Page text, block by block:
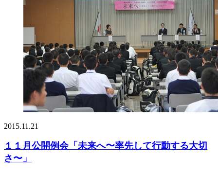
2015.11.21
１１月公開例会「未来へ〜率先して行動する大切
さ〜」